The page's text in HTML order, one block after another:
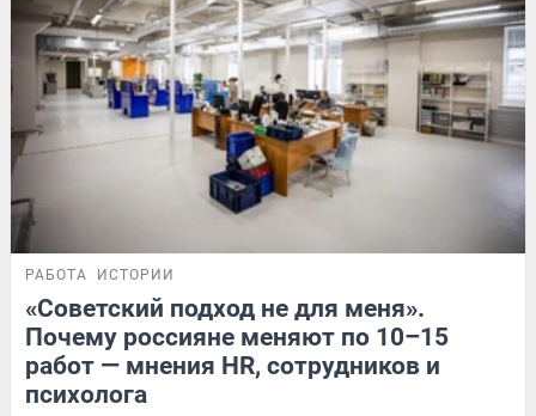
РАБОТА ИСТОРИИ
«Советский подход не для меня».
Почему россияне меняют по 10–15
работ — мнения HR, сотрудников и
психолога